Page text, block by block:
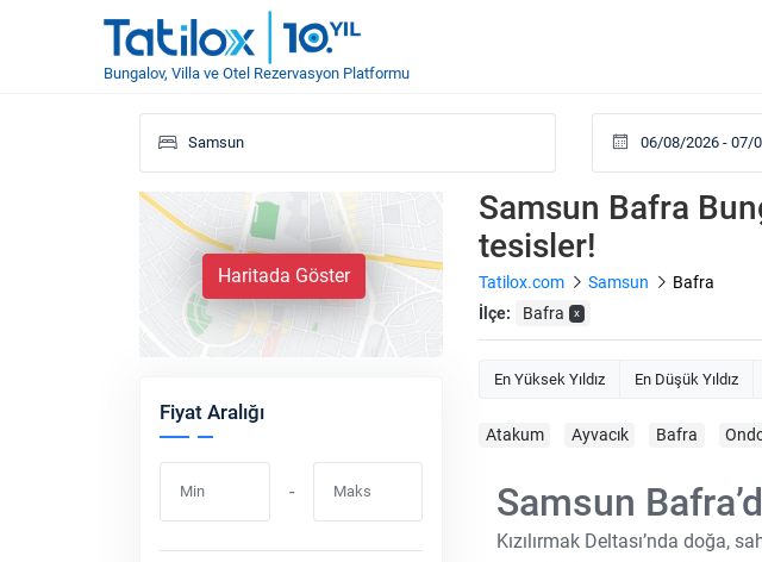
Bungalov, Villa ve Otel Rezervasyon Platformu
Haritada Göster
Fiyat Aralığı
-
Samsun Bafra
tesisler!
Tatilox.com Samsun
Bafra
İlçe:
Bafra x
En Yüksek Yıldız En Düşük Yıldız
Atakum Ayvacık Bafra
Samsun
Kızılırmak Deltası’nda doğa,